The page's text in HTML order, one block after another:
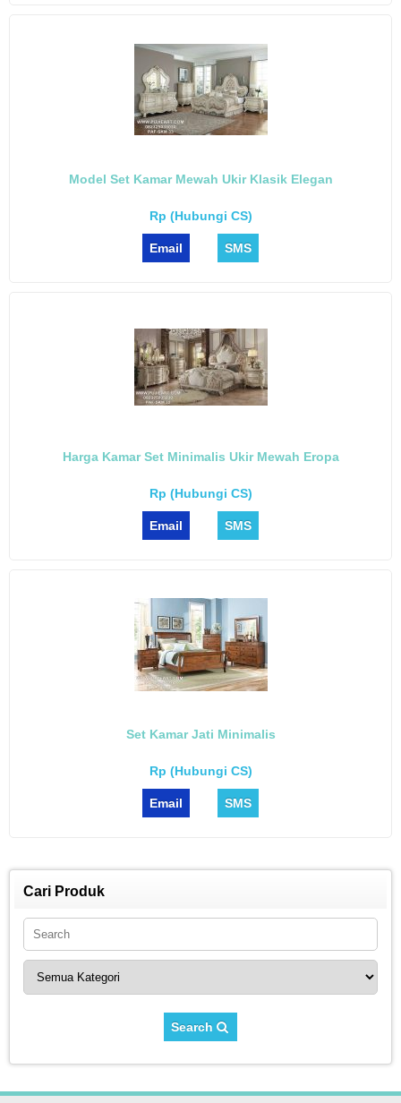
Model Set Kamar Mewah Ukir Klasik Elegan
Rp (Hubungi CS)
Email SMS
Harga Kamar Set Minimalis Ukir Mewah Eropa
Rp (Hubungi CS)
Email SMS
Set Kamar Jati Minimalis
Rp (Hubungi CS)
Email SMS
Cari Produk
Search